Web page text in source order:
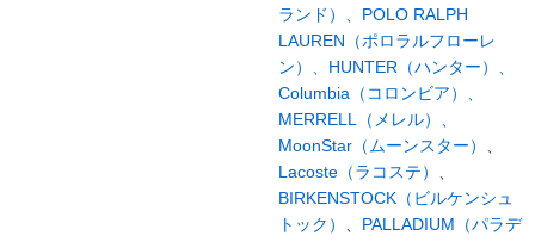
ランド）、 POLO RALPH
LAUREN（ポロラルフローレ
ン）、 HUNTER（ハンター）、
Columbia（コロンビア）、
MERRELL（メレル）、
MoonStar（ムーンスター）
Lacoste（ラコステ）
BIRKENSTOCK（ビルケンシュ
トック）
PALLADIUM（パラデ